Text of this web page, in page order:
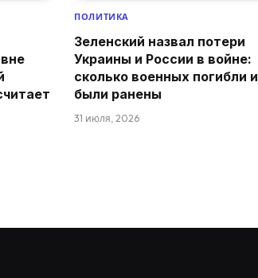
ПОЛИТИКА
Зеленский назвал потери
Украины и России в войне:
сколько военных погибли и
были ранены
31 июля, 2026